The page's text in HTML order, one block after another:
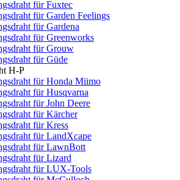
für Fuxtec
für Garden Feelings
für Gardena
für Greenworks
für Grouw
für Güde
H-P
für Honda Miimo
für Husqvarna
für John Deere
für Kärcher
für Kress
für LandXcape
für LawnBott
für Lizard
für LUX-Tools